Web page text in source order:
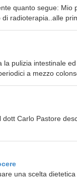
quanto segue:
radioterapia..alle
pulizia intestinale
a mezzo
dott Carlo Pastore
una scelta